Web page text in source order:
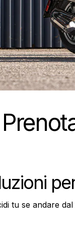
tu se andare